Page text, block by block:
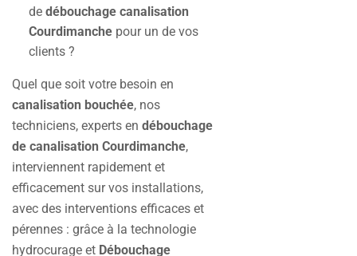
dedébouchage canalisation
Courdimanchepour un de vos
clients ?
Quel que soit votre besoin en
canalisation bouchée, nos
techniciens, experts en débouchage
de canalisation Courdimanche,
interviennent rapidement et
efficacement sur vos installations,
avec des interventions efficaces et
pérennes : grâce à la technologie
hydrocurage et Débouchage